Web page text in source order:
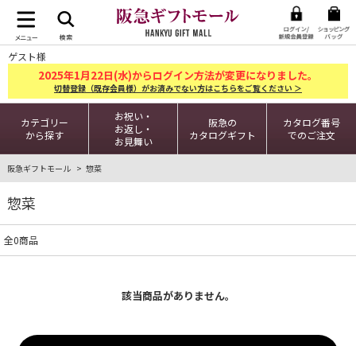
ゲスト様
2025年1月22日(水)からログイン方法が変更になりました。
切替登録（既存会員様）がお済みでない方はこちらをご覧ください ＞
カテゴリー
から探す
お祝い・
お返し・
お見舞い
阪急の
カタログギフト
カタログ番号
でのご注文
阪急ギフトモール 惣菜
惣菜
全0商品
該当商品がありません。